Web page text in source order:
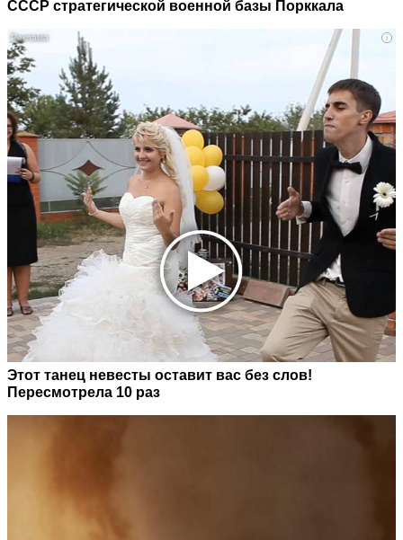
СССР стратегической военной базы Порккала
i
Этот танец невесты оставит вас без слов!
Пересмотрела 10 раз